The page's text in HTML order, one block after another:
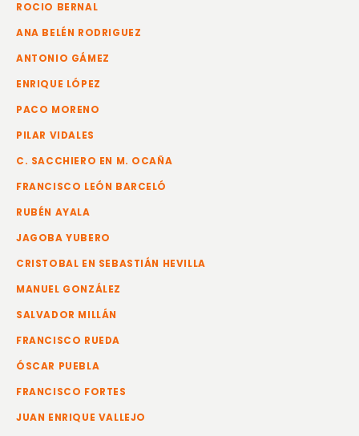
ROCIO BERNAL
ANA BELÉN RODRIGUEZ
ANTONIO GÁMEZ
ENRIQUE LÓPEZ
PACO MORENO
PILAR VIDALES
C. SACCHIERO EN M. OCAÑA
FRANCISCO LEÓN BARCELÓ
RUBÉN AYALA
JAGOBA YUBERO
CRISTOBAL EN SEBASTIÁN HEVILLA
MANUEL GONZÁLEZ
SALVADOR MILLÁN
FRANCISCO RUEDA
ÓSCAR PUEBLA
FRANCISCO FORTES
JUAN ENRIQUE VALLEJO